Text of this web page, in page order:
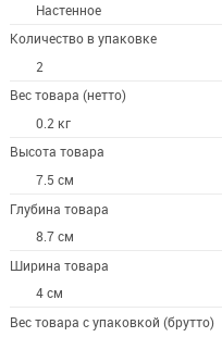
Настенное
Количество в упаковке
2
Вес товара (нетто)
0.2 кг
Высота товара
7.5 см
Глубина товара
8.7 см
Ширина товара
4 см
Вес товара с упаковкой (брутто)